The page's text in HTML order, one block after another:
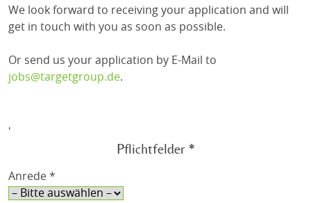
We look forward to receiving your application and will
get in touch with you as soon as possible.
Or send us your application by E-Mail to
jobs@targetgroup.de.
'
Pflichtfelder *
Anrede *